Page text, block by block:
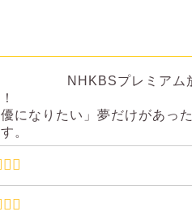
NHKBSプレミアム
になりたい」夢だけがあっ
。